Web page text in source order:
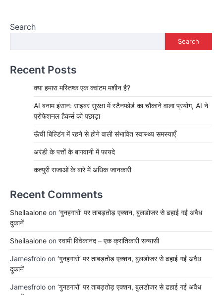
Search
Search
Recent Posts
क्या हमारा मस्तिष्क एक क्वांटम मशीन है?
AI बनाम इंसान: साइबर सुरक्षा में स्टैनफोर्ड का चौंकाने वाला प्रयोग, AI ने
प्रोफेशनल हैकर्स को पछाड़ा
ऊँची बिल्डिंग में रहने से होने वाली संभावित स्वास्थ्य समस्याएँ
अरंडी के पत्तों के बागवानी में फायदे
कत्युरी राजाओं के बारे में अधिक जानकारी
Recent Comments
Sheilaalone on ‘गुनहगारों’ पर ताबड़तोड़ एक्शन, बुलडोजर से ढहाई गईं अवैध
दुकानें
Sheilaalone on स्वामी विवेकानंद – एक क्रांतिकारी सन्यासी
Jamesfrolo on ‘गुनहगारों’ पर ताबड़तोड़ एक्शन, बुलडोजर से ढहाई गईं अवैध
दुकानें
Jamesfrolo on ‘गुनहगारों’ पर ताबड़तोड़ एक्शन, बुलडोजर से ढहाई गईं अवैध